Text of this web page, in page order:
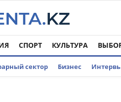
СПОРТ КУЛЬТУРА
сектор Бизнес